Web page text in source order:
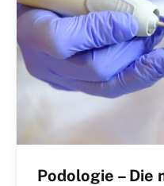
Podologie – Die